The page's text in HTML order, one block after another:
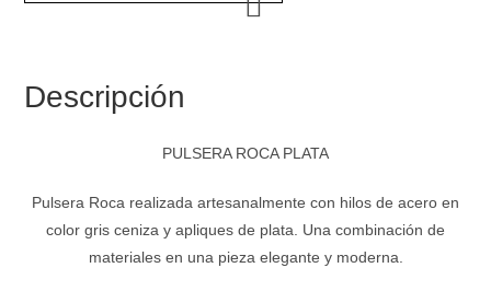
Descripción
PULSERA ROCA PLATA
Pulsera Roca realizada artesanalmente con hilos de acero en
color gris ceniza y apliques de plata. Una combinación de
materiales en una pieza elegante y moderna.